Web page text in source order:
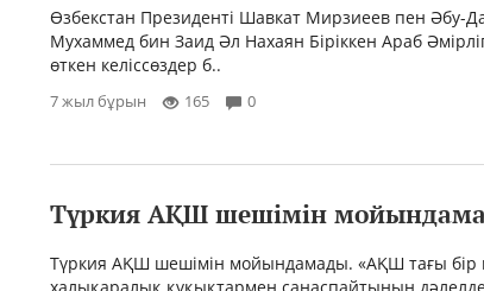
Өзбекстан Президенті Шавкат Мирзиеев пен Әбу-
Мухаммед бин Заид Әл Нахаян Біріккен Араб
өткен келіссөздер б..
7 жыл бұрын 165 0
Түркия АҚШ шешімін
Түркия АҚШ шешімін мойындамады. «АҚШ тағы бір